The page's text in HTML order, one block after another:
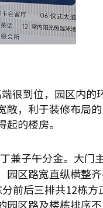
很到位，园区内的
，利于装修布局
的楼房。
兼子午分金。大门
园区路宽直纵横整
前后三排共12栋方
园区路及楼栋排序